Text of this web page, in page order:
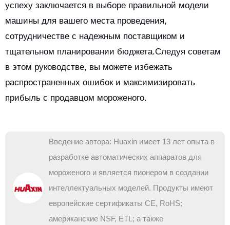
успеху заключается в выборе правильной модели
машины для вашего места проведения,
сотрудничестве с надежным поставщиком и
тщательном планировании бюджета.Следуя советам
в этом руководстве, вы можете избежать
распространенных ошибок и максимизировать
прибыль с продавцом мороженого.
Введение автора: Huaxin имеет 13 лет опыта в
разработке автоматических аппаратов для
мороженого и является пионером в создании
интеллектуальных моделей. Продукты имеют
европейские сертификаты CE, RoHS;
американские NSF, ETL; а также